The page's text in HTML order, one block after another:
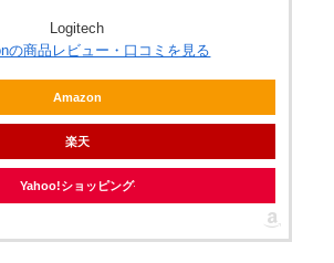
Logitech
の商品レビュー・口コミを見る
Amazon
楽天
Yahoo!ショッピング